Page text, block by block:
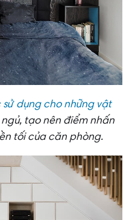
dụng cho những vật
tạo nên điểm nhấn
tối của căn phòng.